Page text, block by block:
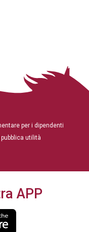
per i dipendenti
utilità
APP